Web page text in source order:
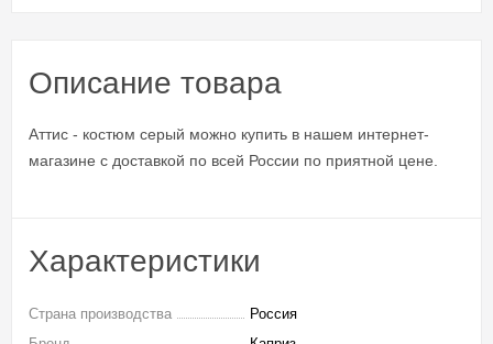
Описание товара
Аттис - костюм серый можно купить в нашем интернет-
магазине с доставкой по всей России по приятной цене.
Характеристики
Страна производства
Россия